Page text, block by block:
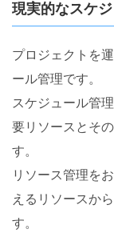
現実的なスケ
プロジェクトを
ール管理です。
スケジュール管
要リソースとそ
す。
リソース管理を
えるリソースか
す。